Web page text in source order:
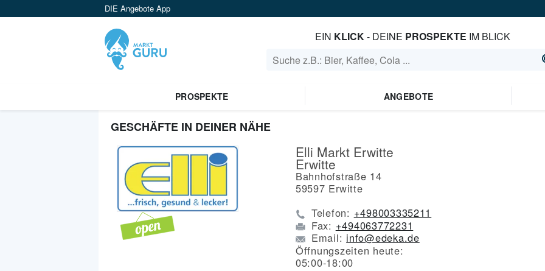
DIE Angebote App
EIN KLICK- DEINE PROSPEKTE IM BLICK
PROSPEKTE ANGEBOTE
GESCHÄFTE IN DEINER NÄHE
Elli Markt Erwitte
Erwitte
Bahnhofstraße 14
59597 Erwitte
Telefon: +498003335211
Fax: +494063772231
Email: info@edeka.de
Öffnungszeiten heute:
05:00-18:00